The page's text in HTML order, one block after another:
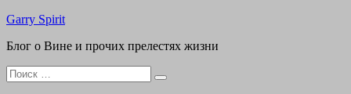
Перейти
содержимому
Garry Spirit
Блог о Вине и прочих прелестях жизни
Поиск
для: